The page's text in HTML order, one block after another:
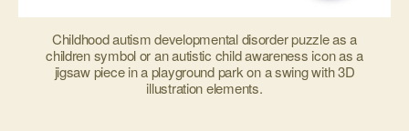
Childhood autism developmental disorder puzzle as a
children symbol or an autistic child awareness icon as a
jigsaw piece in a playground park on a swing with 3D
illustration elements.